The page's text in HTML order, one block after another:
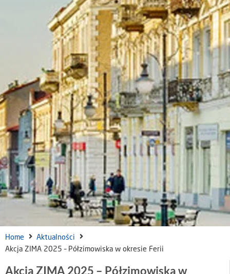
Home
Aktualności
Akcja ZIMA 2025 – Półzimowiska w okresie Ferii
Akcja ZIMA 2025 – Półzimowiska w